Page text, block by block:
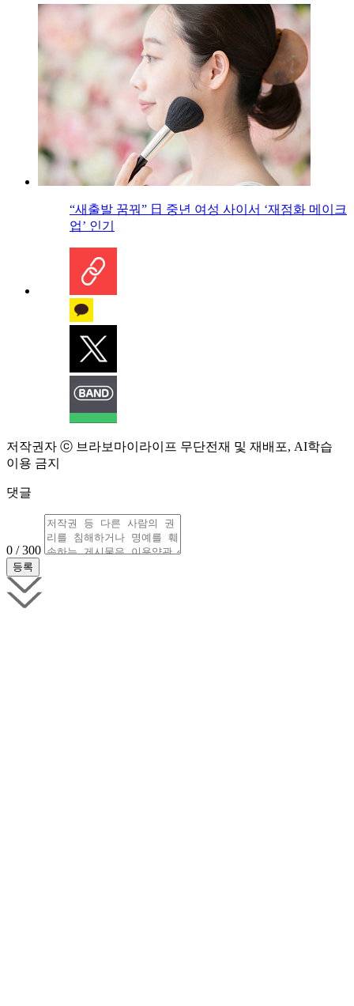
“새출발 꿈꿔” 日 중년 여성 사이서 ‘재점화 메이크
업’ 인기
저작권자 ⓒ 브라보마이라이프 무단전재 및 재배포, AI학습
이용 금지
댓글
0 / 300